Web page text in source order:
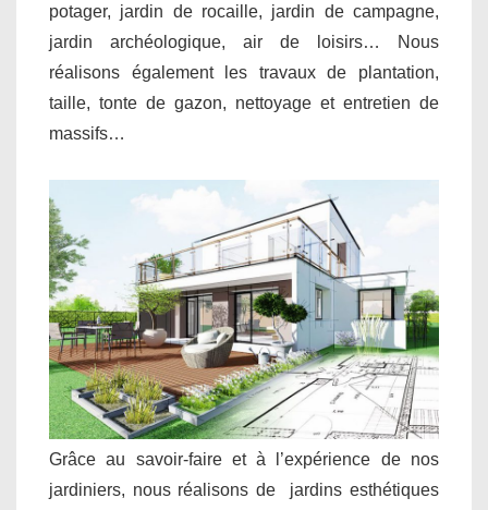
potager, jardin de rocaille, jardin de campagne,
jardin archéologique, air de loisirs… Nous
réalisons également les travaux de plantation,
taille, tonte de gazon, nettoyage et entretien de
massifs…
Grâce au savoir-faire et à l’expérience de nos
jardiniers, nous réalisons de jardins esthétiques